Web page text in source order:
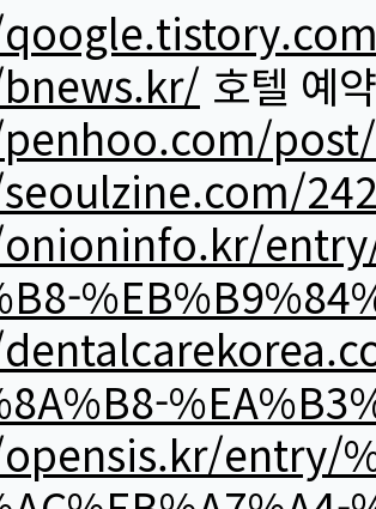
호텔 예약
entry/
entry/